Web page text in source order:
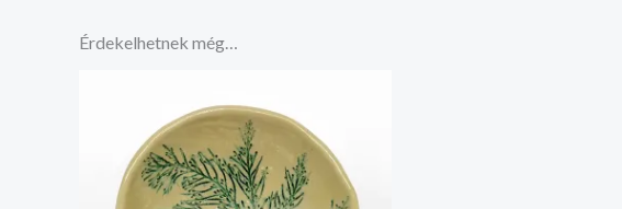
Érdekelhetnek még…